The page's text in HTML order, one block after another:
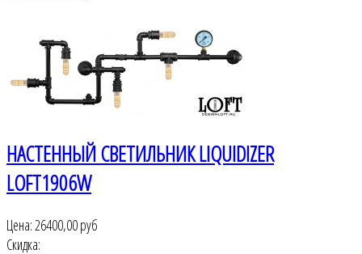
НАСТЕННЫЙ СВЕТИЛЬНИК LIQUIDIZER
LOFT1906W
Цена:26400,00 руб
Скидка: